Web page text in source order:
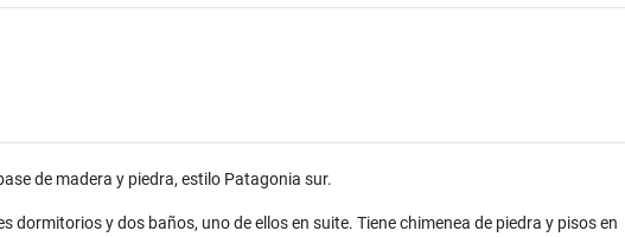
de madera y piedra, estilo Patagonia sur.
dormitorios y dos baños, uno de ellos en suite. Tiene chimenea de piedra y pisos en